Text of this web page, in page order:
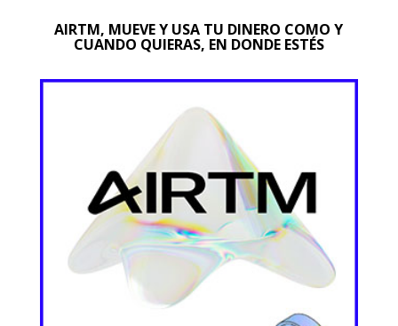
AIRTM, MUEVE Y USA TU DINERO COMO Y
CUANDO QUIERAS, EN DONDE ESTÉS